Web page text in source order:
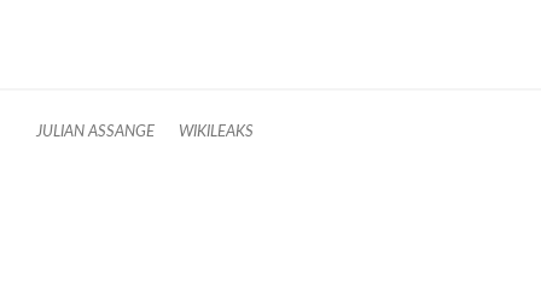
JULIAN ASSANGE WIKILEAKS